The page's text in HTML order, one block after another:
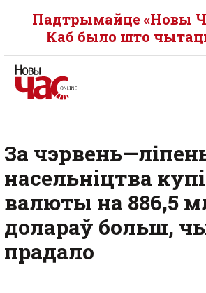
Падтрымайце «Новы
Каб было што
За
насельніцтва
валюты на 886,5
долараў больш,
прадало